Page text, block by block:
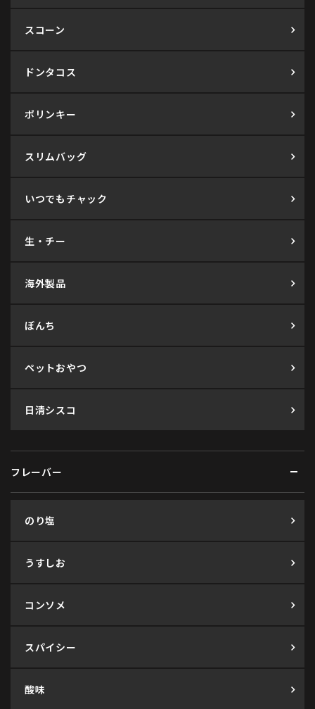
スコーン
ドンタコス
ポリンキー
スリムバッグ
いつでもチャック
生・チー
海外製品
ぼんち
ペットおやつ
日清シスコ
フレーバー
のり塩
うすしお
コンソメ
スパイシー
酸味